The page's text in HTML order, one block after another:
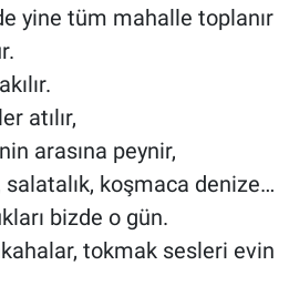
yine tüm mahalle toplanır
atılır,
arasına peynir,
koşmaca denize…
bizde o gün.
tokmak sesleri evin